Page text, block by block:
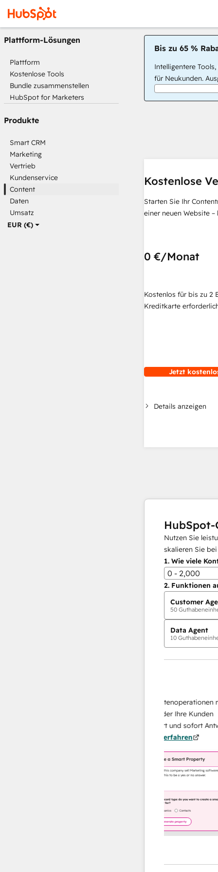
EUR (€)
Plattform-Lösungen
Plattform
Kostenlose Tools
Bundle zusammenstellen
HubSpot for Marketers
Produkte
Smart CRM
Marketing
Vertrieb
Kundenservice
Content
Daten
Umsatz
Bis zu 65 %
Intelligentere
für Neukunden.
Kostenlose
Starten Sie Ihr
einer neuen Website –
0 €/Monat
Kostenlos für bis zu 2
Kreditkarte
Jetzt
Details anzeigen
HubSpot-
Nutzen Sie
skalieren Sie
1. Wie viele
0 - 2,000
2. Funktionen
Customer
50
Data Agent
10
Skalieren Sie Ihrer Datenoperationen mit
KI-gestützten Agent, der Ihre Kunden
recherchiert, analysiert und sofort
Mehr erfahren